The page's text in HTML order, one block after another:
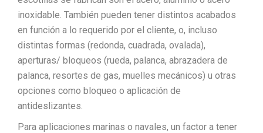
inoxidable. También pueden tener distintos acabados
en función a lo requerido por el cliente, o, incluso
distintas formas (redonda, cuadrada, ovalada),
aperturas/ bloqueos (rueda, palanca, abrazadera de
palanca, resortes de gas, muelles mecánicos) u otras
opciones como bloqueo o aplicación de
antideslizantes.
Para aplicaciones marinas o navales, un factor a tener